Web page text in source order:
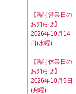
【臨時営業日の
お知らせ】
2026年10月14
日(水曜)
【臨時休業日の
お知らせ】
2026年10月5日
(月曜)